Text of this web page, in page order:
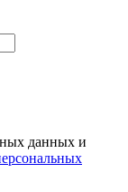
данных и